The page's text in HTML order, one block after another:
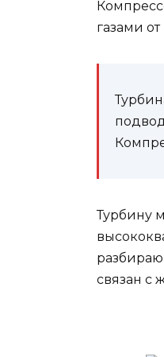
газами
Турбину
связан с